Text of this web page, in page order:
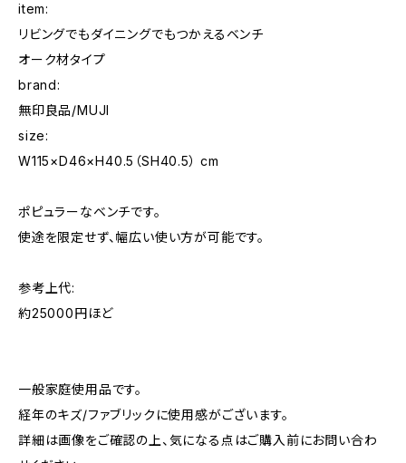
item:
リビングでもダイニングでもつかえるベンチ
オーク材タイプ
brand:
無印良品/MUJI
size:
W115×D46×H40.5（SH40.5） cm
ポピュラーなベンチです。
使途を限定せず、幅広い使い方が可能です。
参考上代:
約25000円ほど
一般家庭使用品です。
経年のキズ/ファブリックに使用感がございます。
詳細は画像をご確認の上、気になる点はご購入前にお問い合わ